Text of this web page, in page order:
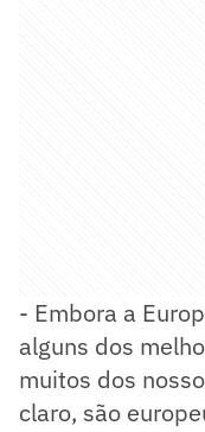
- Embora a
alguns dos
muitos dos
claro, são